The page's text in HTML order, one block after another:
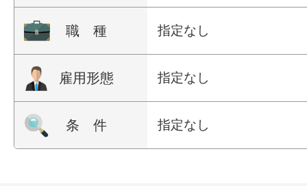
職 種 指定なし
雇用形態 指定なし
条 件 指定なし